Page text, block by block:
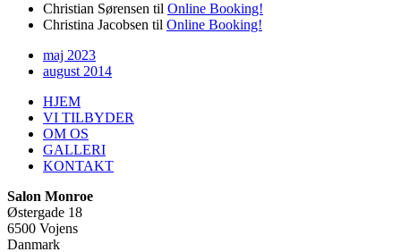
Christian Sørensen til Online Booking!
Christina Jacobsen til Online Booking!
maj 2023
august 2014
HJEM
VI TILBYDER
OM OS
GALLERI
KONTAKT
Salon Monroe
Østergade 18
6500 Vojens
Danmark